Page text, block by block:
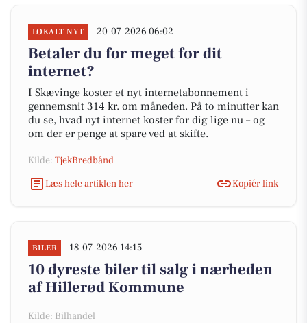
LOKALT NYT 20-07-2026 06:02
Betaler du for meget for dit
internet?
I Skævinge koster et nyt internetabonnement i
gennemsnit 314 kr. om måneden. På to minutter kan
du se, hvad nyt internet koster for dig lige nu – og
om der er penge at spare ved at skifte.
Kilde: TjekBredbånd
Læs hele artiklen her
Kopiér link
BILER 18-07-2026 14:15
10 dyreste biler til salg i nærheden
af Hillerød Kommune
Kilde: Bilhandel